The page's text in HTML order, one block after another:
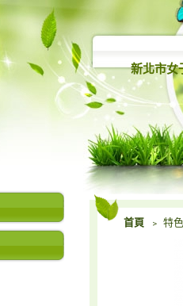
新北市女
首頁 ﹥ 特